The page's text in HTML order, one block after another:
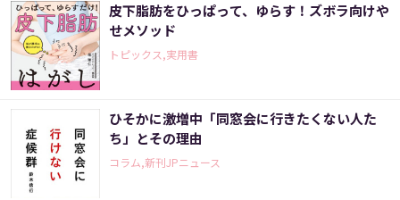
皮下脂肪をひっぱって、ゆらす！ズボラ向けや
せメソッド
トピックス,実用書
ひそかに激増中「同窓会に行きたくない人た
ち」とその理由
コラム,新刊JPニュース